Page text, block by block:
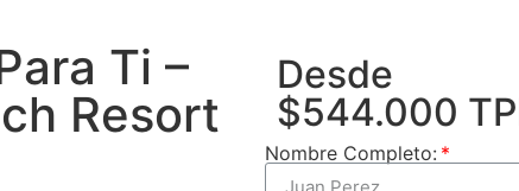
Ti –
Resort
Desde
$544.000
Nombre Completo: